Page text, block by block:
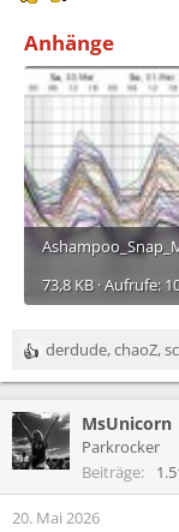
Anhänge
73,8 KB · Aufrufe:
R
e
k
t
i
n
derdude,chaoZ,
MsUnicorn
Parkrocker
Beiträge
20. Mai 2026